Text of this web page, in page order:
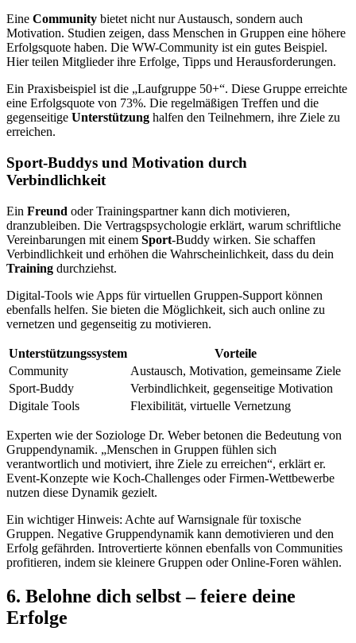
Eine Community bietet nicht nur Austausch, sondern auch
Motivation. Studien zeigen, dass Menschen in Gruppen eine höhere
Erfolgsquote haben. Die WW-Community ist ein gutes Beispiel.
Hier teilen Mitglieder ihre Erfolge, Tipps und Herausforderungen.
Ein Praxisbeispiel ist die „Laufgruppe 50+“. Diese Gruppe erreichte
eine Erfolgsquote von 73%. Die regelmäßigen Treffen und die
gegenseitige Unterstützung halfen den Teilnehmern, ihre Ziele zu
erreichen.
Sport-Buddys und Motivation durch
Verbindlichkeit
Ein Freund oder Trainingspartner kann dich motivieren,
dranzubleiben. Die Vertragspsychologie erklärt, warum schriftliche
Vereinbarungen mit einem Sport-Buddy wirken. Sie schaffen
Verbindlichkeit und erhöhen die Wahrscheinlichkeit, dass du dein
Training durchziehst.
Digital-Tools wie Apps für virtuellen Gruppen-Support können
ebenfalls helfen. Sie bieten die Möglichkeit, sich auch online zu
vernetzen und gegenseitig zu motivieren.
Unterstützungssystem
Vorteile
Community
Austausch, Motivation, gemeinsame Ziele
Sport-Buddy
Verbindlichkeit, gegenseitige Motivation
Digitale Tools
Flexibilität, virtuelle Vernetzung
Experten wie der Soziologe Dr. Weber betonen die Bedeutung von
Gruppendynamik. „Menschen in Gruppen fühlen sich
verantwortlich und motiviert, ihre Ziele zu erreichen“, erklärt er.
Event-Konzepte wie Koch-Challenges oder Firmen-Wettbewerbe
nutzen diese Dynamik gezielt.
Ein wichtiger Hinweis: Achte auf Warnsignale für toxische
Gruppen. Negative Gruppendynamik kann demotivieren und den
Erfolg gefährden. Introvertierte können ebenfalls von Communities
profitieren, indem sie kleinere Gruppen oder Online-Foren wählen.
6. Belohne dich selbst – feiere deine
Erfolge